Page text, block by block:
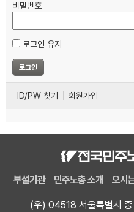
비밀번호
로그인 유지
ID/PW 찾기 회원가입
부설기관 민주노총 소개 오시
(우) 04518 서울특별시
부설기관
업무